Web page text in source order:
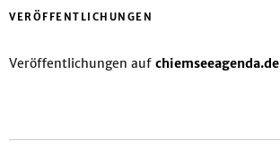
VERÖFFENTLICHUNGEN
Veröffentlichungen auf chiemseeagenda.de